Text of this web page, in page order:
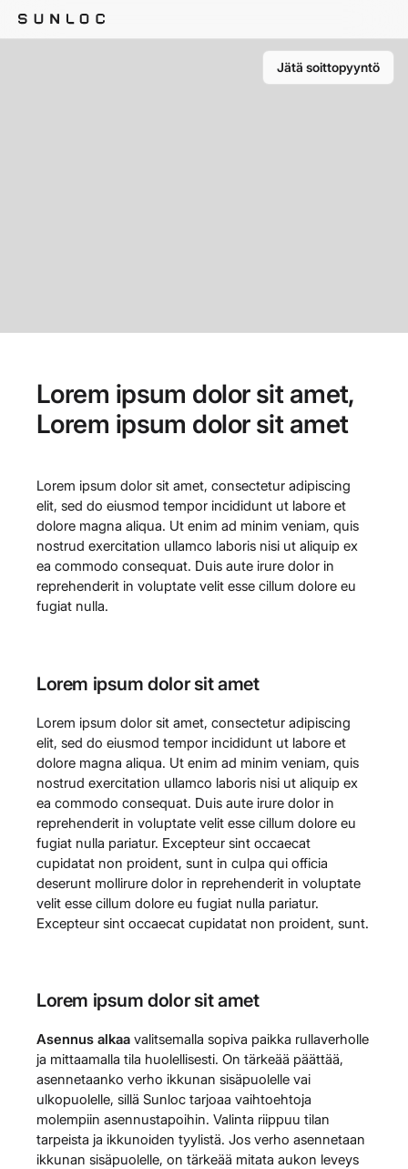
Lorem ipsum dolor sit amet,
Lorem ipsum dolor sit amet
Lorem ipsum dolor sit amet, consectetur adipiscing
elit, sed do eiusmod tempor incididunt ut labore et
dolore magna aliqua. Ut enim ad minim veniam, quis
nostrud exercitation ullamco laboris nisi ut aliquip ex
ea commodo consequat. Duis aute irure dolor in
reprehenderit in voluptate velit esse cillum dolore eu
fugiat nulla.
Lorem ipsum dolor sit amet
Lorem ipsum dolor sit amet, consectetur adipiscing
elit, sed do eiusmod tempor incididunt ut labore et
dolore magna aliqua. Ut enim ad minim veniam, quis
nostrud exercitation ullamco laboris nisi ut aliquip ex
ea commodo consequat. Duis aute irure dolor in
reprehenderit in voluptate velit esse cillum dolore eu
fugiat nulla pariatur. Excepteur sint occaecat
cupidatat non proident, sunt in culpa qui officia
deserunt mollirure dolor in reprehenderit in voluptate
velit esse cillum dolore eu fugiat nulla pariatur.
Excepteur sint occaecat cupidatat non proident, sunt.
Lorem ipsum dolor sit amet
Asennus alkaa valitsemalla sopiva paikka rullaverholle
ja mittaamalla tila huolellisesti. On tärkeää päättää,
asennetaanko verho ikkunan sisäpuolelle vai
ulkopuolelle, sillä Sunloc tarjoaa vaihtoehtoja
molempiin asennustapoihin. Valinta riippuu tilan
tarpeista ja ikkunoiden tyylistä. Jos verho asennetaan
ikkunan sisäpuolelle, on tärkeää mitata aukon leveys
Jätä soittopyyntö